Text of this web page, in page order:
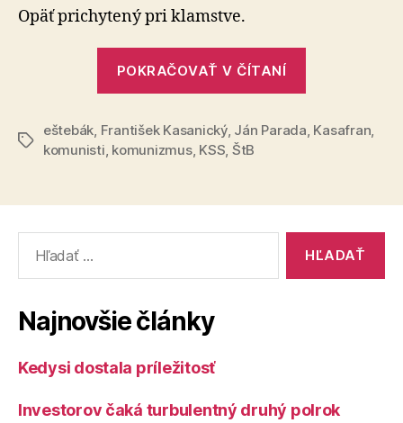
Opäť prichytený pri klamstve.
POKRAČOVAŤ V ČÍTANÍ
konšpiráciu“
Značky
eštebák, František Kasanický, Ján Parada, Kasafran,
komunisti, komunizmus, KSS, ŠtB
Najnovšie články
Kedysi dostala príležitosť
Investorov čaká turbulentný druhý polrok